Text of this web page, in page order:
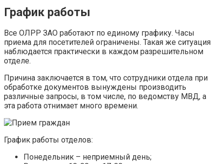
График работы
Все ОЛРР ЗАО работают по единому графику. Часы
приема для посетителей ограничены. Такая же ситуация
наблюдается практически в каждом разрешительном
отделе.
Причина заключается в том, что сотрудники отдела при
обработке документов вынуждены производить
различные запросы, в том числе, по ведомству МВД, а
эта работа отнимает много времени.
График работы отделов:
Понедельник – неприемный день;